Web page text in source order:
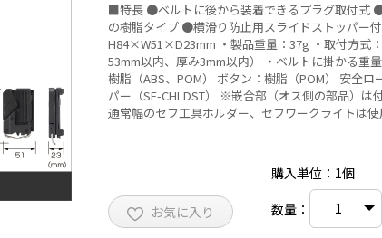
■特長 ●ベルトに後から装着できるプラグ取付式
の樹脂タイプ ●横滑り防止用スライドストッパー付属 ●安全
H84×W51×D23mm ・製品重量：37g ・取付方式
53mm以内、厚み3mm以内） ・ベルトに掛かる重
樹脂（ABS、POM） ボタン：樹脂（POM） 安全
パー（SF-CHLDST） ※嵌合部（オス側の部品）
通常幅のセフ工具ホルダー、セフワークライトは使
お気に入り
購入単位：1個
数量：